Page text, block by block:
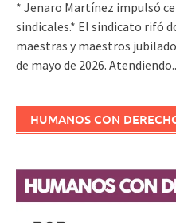
* Jenaro Martínez impulsó
sindicales.* El sindicato rifó
maestras y maestros
de mayo de 2026.
HUMANOS CON